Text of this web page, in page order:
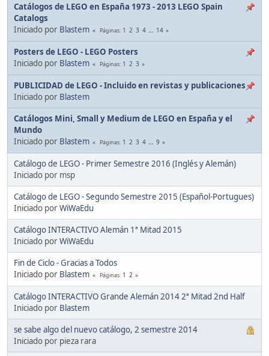
Catálogos de LEGO en España 1973 - 2013 LEGO Spain
Catalogs
Iniciado por Blastem Páginas 1 2 3 4 ... 14
Posters de LEGO - LEGO Posters
Iniciado por Blastem Páginas 1 2 3
PUBLICIDAD de LEGO - Incluido en revistas y publicaciones
Iniciado por Blastem
Catálogos Mini, Small y Medium de LEGO en España y el
Mundo
Iniciado por Blastem Páginas 1 2 3 4 ... 9
Catálogo de LEGO - Primer Semestre 2016 (Inglés y Alemán)
Iniciado por msp
Catálogo de LEGO - Segundo Semestre 2015 (Español-Portugues)
Iniciado porWiWaEdu
Catálogo INTERACTIVO Alemán 1ª Mitad 2015
Iniciado porWiWaEdu
Fin de Ciclo - Gracias a Todos
Iniciado por Blastem Páginas 1 2
Catálogo INTERACTIVO Grande Alemán 2014 2ª Mitad 2nd Half
Iniciado por Blastem
se sabe algo del nuevo catálogo, 2 semestre 2014
Iniciado por pieza rara